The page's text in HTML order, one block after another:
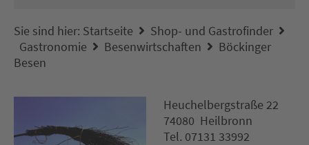
Sie sind hier: Startseite
Shop- und Gastrofinder
Gastronomie
Besenwirtschaften
Böckinger
Besen
Heuchelbergstraße 22
74080 Heilbronn
Tel. 07131 33992